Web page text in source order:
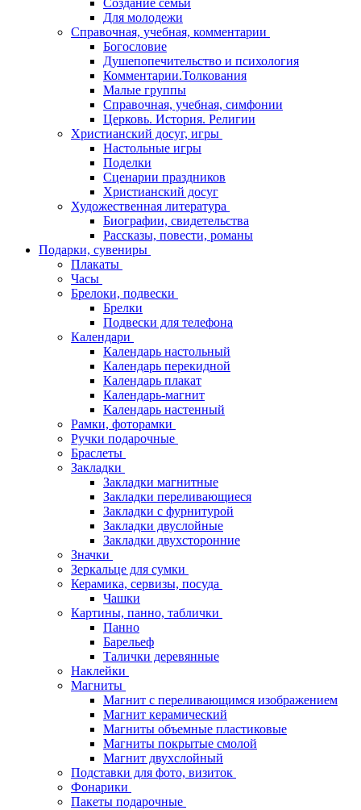
Создание семьи
Для молодежи
Справочная, учебная, комментарии
Богословие
Душепопечительство и психология
Комментарии.Толкования
Малые группы
Справочная, учебная, симфонии
Церковь. История. Религии
Христианский досуг, игры
Настольные игры
Поделки
Сценарии праздников
Христианский досуг
Художественная литература
Биографии, свидетельства
Рассказы, повести, романы
Подарки, сувениры
Плакаты
Часы
Брелоки, подвески
Брелки
Подвески для телефона
Календари
Календарь настольный
Календарь перекидной
Календарь плакат
Календарь-магнит
Календарь настенный
Рамки, фоторамки
Ручки подарочные
Браслеты
Закладки
Закладки магнитные
Закладки переливающиеся
Закладки с фурнитурой
Закладки двуслойные
Закладки двухсторонние
Значки
Зеркальце для сумки
Керамика, сервизы, посуда
Чашки
Картины, панно, таблички
Панно
Барельеф
Талички деревянные
Наклейки
Магниты
Магнит с переливающимся изображением
Магнит керамический
Магниты объемные пластиковые
Магниты покрытые смолой
Магнит двухслойный
Подставки для фото, визиток
Фонарики
Пакеты подарочные